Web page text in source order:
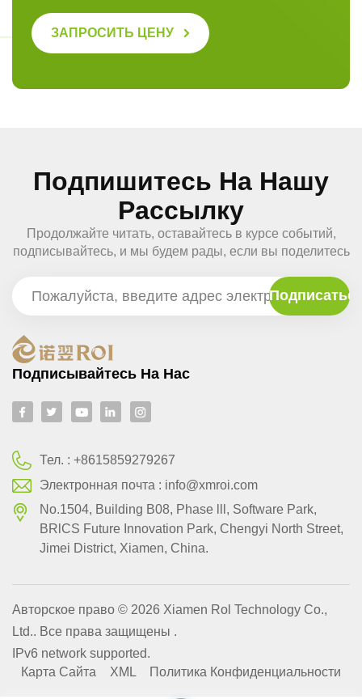
ЗАПРОСИТЬ ЦЕНУ
Подпишитесь На Нашу
Рассылку
Продолжайте читать, оставайтесь в курсе событий,
подписывайтесь, и мы будем рады, если вы поделитесь
Подписывайтесь На Нас
Тел. :+8615859279267
Электронная почта : info@xmroi.com
No.1504, Building B08, Phase lll, Software Park,
BRlCS Future Innovation Park, Chengyi North Street,
Jimei District, Xiamen, China.
Авторское право © 2026 Xiamen Rol Technology Co.,
Ltd.. Все права защищены .
IPv6 network supported.
Карта Сайта
XML Политика Конфиденциальности